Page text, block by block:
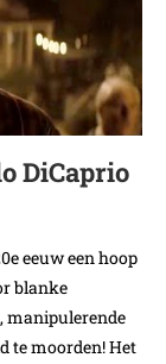
DiCaprio
eeuw een hoop
blanke
manipulerende
te moorden! Het